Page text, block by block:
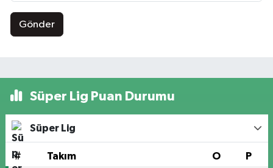
Gönder
Süper Lig Puan Durumu
Süper Lig
# Takım O P